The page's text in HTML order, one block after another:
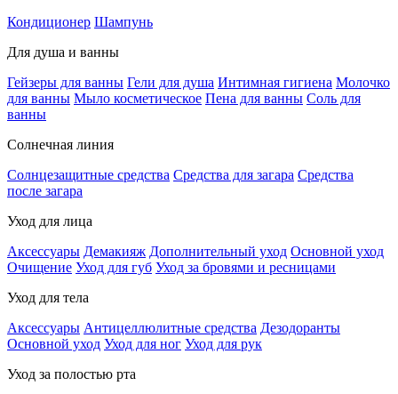
Кондиционер Шампунь
Для душа и ванны
Гейзеры для ванны Гели для душа Интимная гигиена Молочко
для ванны Мыло косметическое Пена для ванны Соль для
ванны
Солнечная линия
Солнцезащитные средства Средства для загара Средства
после загара
Уход для лица
Аксессуары Демакияж Дополнительный уход Основной уход
Очищение Уход для губ Уход за бровями и ресницами
Уход для тела
Аксессуары Антицеллюлитные средства Дезодоранты
Основной уход Уход для ног Уход для рук
Уход за полостью рта